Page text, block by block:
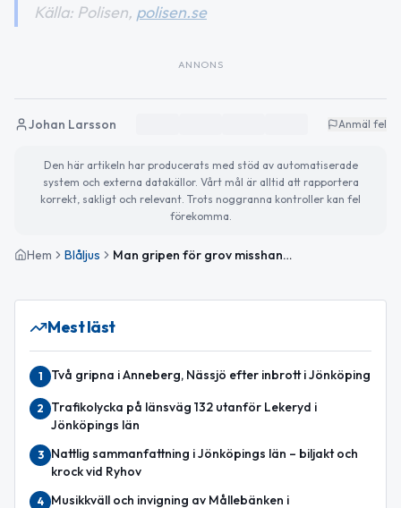
Källa: Polisen, polisen.se
ANNONS
Johan Larsson Anmäl fel
Den här artikeln har producerats med stöd av automatiserade
system och externa datakällor. Vårt mål är alltid att rapportera
korrekt, sakligt och relevant. Trots noggranna kontroller kan fel
förekomma.
Hem Blåljus Man gripen för grov misshandel i Råslätt
Mest läst
1 Två gripna i Anneberg, Nässjö efter inbrott i Jönköping
2
Trafikolycka på länsväg 132 utanför Lekeryd i
Jönköpings län
3
Nattlig sammanfattning i Jönköpings län – biljakt och
krock vid Ryhov
4 Musikkväll och invigning av Mållebänken i